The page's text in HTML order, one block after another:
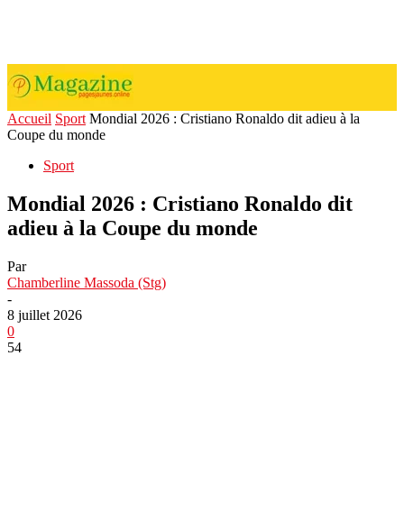
Accueil Sport Mondial 2026 : Cristiano Ronaldo dit adieu à la
Coupe du monde
Sport
Mondial 2026 : Cristiano Ronaldo dit
adieu à la Coupe du monde
Par
Chamberline Massoda (Stg)
-
8 juillet 2026
0
54